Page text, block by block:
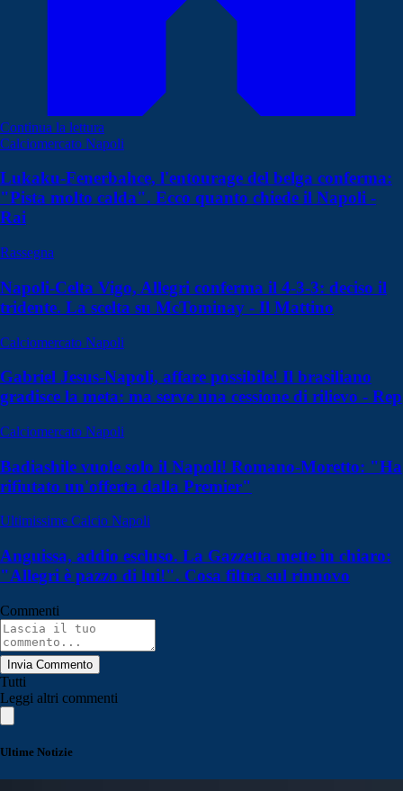
Continua la lettura
Calciomercato Napoli
Lukaku-Fenerbahce, l'entourage del belga conferma:
"Pista molto calda". Ecco quanto chiede il Napoli -
Rai
Rassegna
Napoli-Celta Vigo, Allegri conferma il 4-3-3: deciso il
tridente. La scelta su McTominay - Il Mattino
Calciomercato Napoli
Gabriel Jesus-Napoli, affare possibile! Il brasiliano
gradisce la meta: ma serve una cessione di rilievo - Rep
Calciomercato Napoli
Badiashile vuole solo il Napoli! Romano-Moretto: "Ha
rifiutato un'offerta dalla Premier"
Ultimissime Calcio Napoli
Anguissa, addio escluso. La Gazzetta mette in chiaro:
"Allegri è pazzo di lui!". Cosa filtra sul rinnovo
Commenti
Invia Commento
Tutti
Leggi altri commenti
Ultime Notizie